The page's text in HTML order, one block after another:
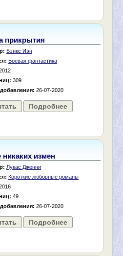
прикрытия
Бэнкс Иэн
Боевая фантастика
309
26-07-2020
Подробнее
измен
Лукас Дженни
Короткие любовные романы
49
26-07-2020
Подробнее